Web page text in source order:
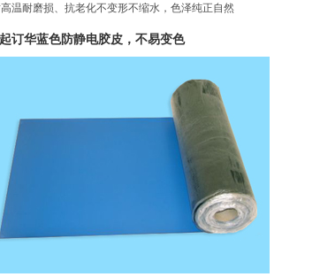
温耐磨损、抗老化不变形不缩水，色泽纯正自然
订华蓝色防静电胶皮，不易变色